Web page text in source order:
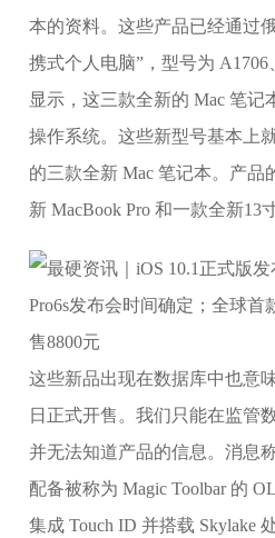
本的资料。这些产品已经通过
携式个人电脑”，型号为 A1706
显示，这三款全新的 Mac 笔记
操作系统。这些新型号基本上
的三款全新 Mac 笔记本。产品
新 MacBook Pro 和一款全新13
这些新品出现在数据库中也意
日正式开售。我们只能在监管
并无法知道产品的信息。消息
配备被称为 Magic Toolbar 的
集成 Touch ID 并搭载 Skylake